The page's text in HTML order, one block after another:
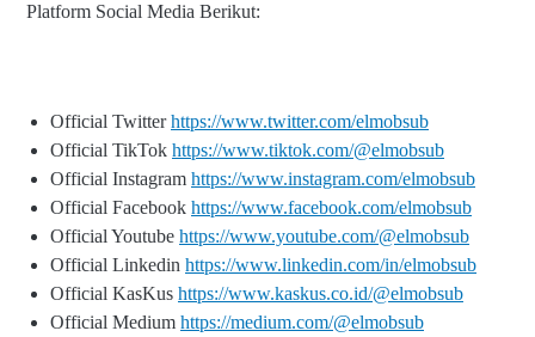
Platform Social Media Berikut:
Official Twitterhttps://www.twitter.com/elmobsub
Official TikTok https://www.tiktok.com/@elmobsub
Official Instagram https://www.instagram.com/elmobsub
Official Facebook https://www.facebook.com/elmobsub
Official Youtube https://www.youtube.com/@elmobsub
Official Linkedin https://www.linkedin.com/in/elmobsub
Official KasKus https://www.kaskus.co.id/@elmobsub
Official Medium https://medium.com/@elmobsub